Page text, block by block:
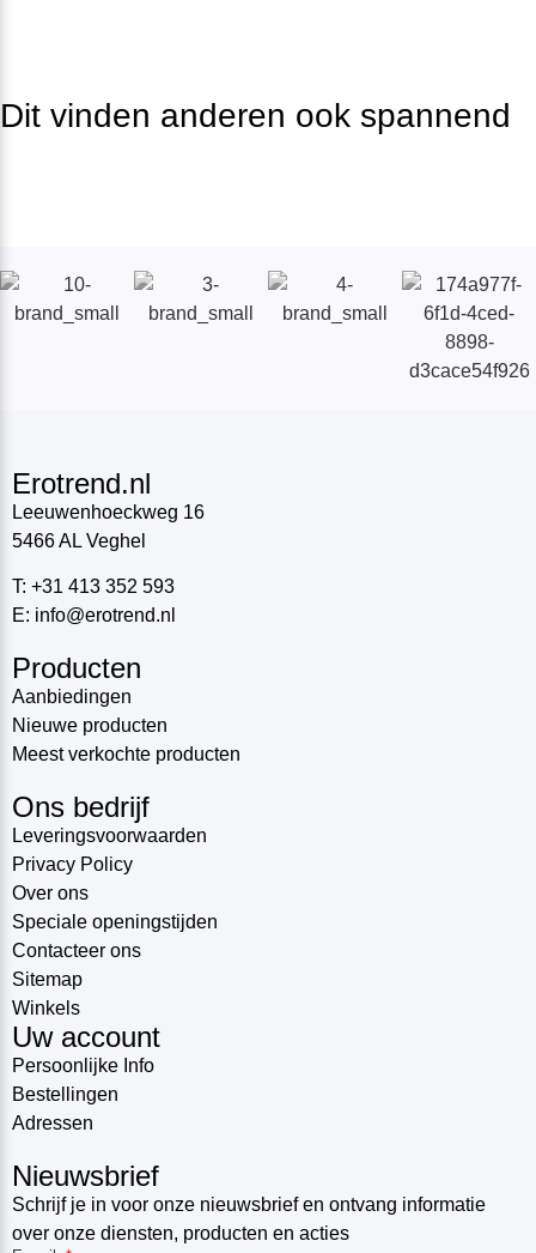
Dit vinden anderen ook spannend
Erotrend.nl
Leeuwenhoeckweg 16
5466 AL Veghel
T: +31 413 352 593
E: info@erotrend.nl
Producten
Aanbiedingen
Nieuwe producten
Meest verkochte producten
Ons bedrijf
Leveringsvoorwaarden
Privacy Policy
Over ons
Speciale openingstijden
Contacteer ons
Sitemap
Winkels
Uw account
Persoonlijke Info
Bestellingen
Adressen
Nieuwsbrief
Schrijf je in voor onze nieuwsbrief en ontvang informatie
over onze diensten, producten en acties